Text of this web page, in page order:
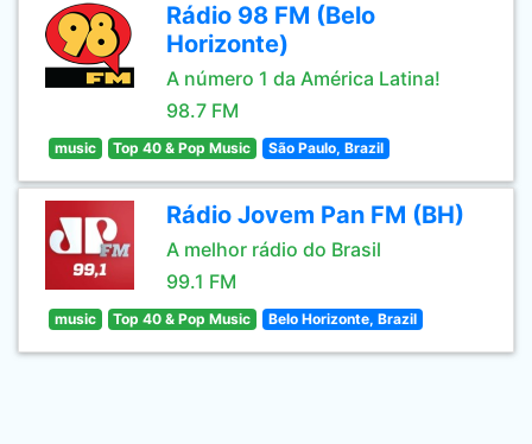
Rádio 98 FM (Belo
Horizonte)
A número 1 da América Latina!
98.7 FM
music Top 40 & Pop Music São Paulo, Brazil
Rádio Jovem Pan FM (BH)
A melhor rádio do Brasil
99.1 FM
music Top 40 & Pop Music Belo Horizonte, Brazil